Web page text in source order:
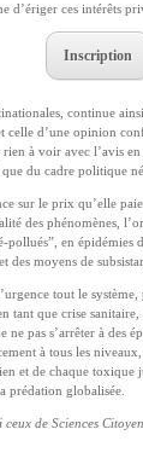
ces intérêts
Inscription
continue
d’une opinion
à voir avec l’avis
du cadre politique
sur le prix qu’elle
des phénomènes,
pollués”, en
moyens de
tout le
tant que crise
pas s’arrêter à des
à tous les
et de chaque toxique
prédation globalisée.
ceux de Sciences